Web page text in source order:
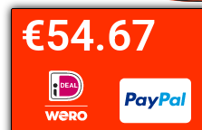
€54.67